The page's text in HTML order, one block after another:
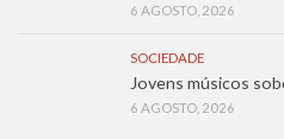
6 AGOSTO, 2026
SOCIEDADE
Jovens músicos
6 AGOSTO, 2026